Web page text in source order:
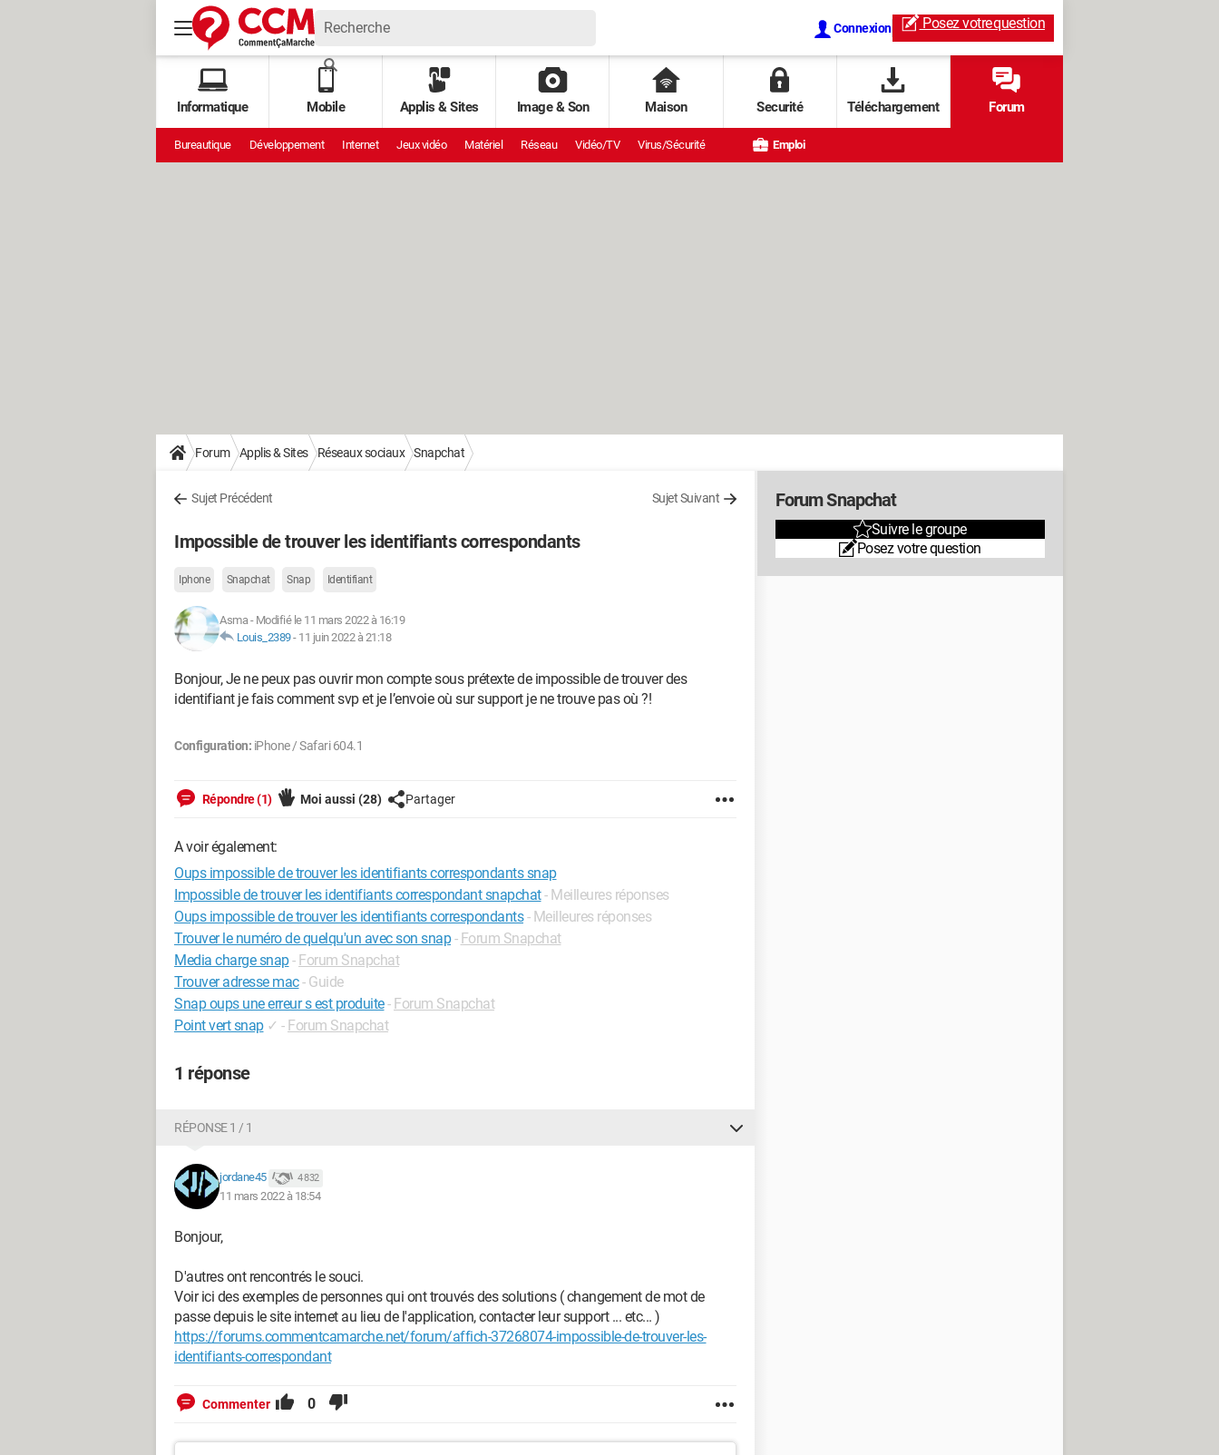
Connexion Posez votrequestion
Informatique Mobile Applis & Sites Image & Son Maison Securité Téléchargement Forum
Bureautique Développement Internet Jeux vidéo Matériel Réseau Vidéo/TV Virus/Sécurité Emploi
Forum Applis & Sites Réseaux sociaux Snapchat
Sujet Précédent Sujet Suivant
Impossible de trouver les identifiants correspondants
Iphone Snapchat Snap Identifiant
Asma- Modifié le 11 mars 2022 à 16:19
Louis_2389- 11 juin 2022 à 21:18
Bonjour, Je ne peux pas ouvrir mon compte sous prétexte de impossible de trouver des
identifiant je fais comment svp et je l’envoie où sur support je ne trouve pas où ?!
Configuration: iPhone / Safari 604.1
Répondre (1) Moi aussi (28) Partager
A voir également:
Oups impossible de trouver les identifiants correspondants snap
Impossible de trouver les identifiants correspondant snapchat- Meilleures réponses
Oups impossible de trouver les identifiants correspondants - Meilleures réponses
Trouver le numéro de quelqu'un avec son snap - Forum Snapchat
Media charge snap- Forum Snapchat
Trouver adresse mac- Guide
Snap oups une erreur s est produite- Forum Snapchat
Point vert snap ✓ - Forum Snapchat
1 réponse
RÉPONSE 1 / 1
jordane45 4 832
11 mars 2022 à 18:54
Bonjour,
D'autres ont rencontrés le souci.
Voir ici des exemples de personnes qui ont trouvés des solutions ( changement de mot de
passe depuis le site internet au lieu de l'application, contacter leur support ... etc... )
https://forums.commentcamarche.net/forum/affich-37268074-impossible-de-trouver-les-
identifiants-correspondant
Commenter 0
Forum Snapchat
Suivre le groupe
Posez votre question